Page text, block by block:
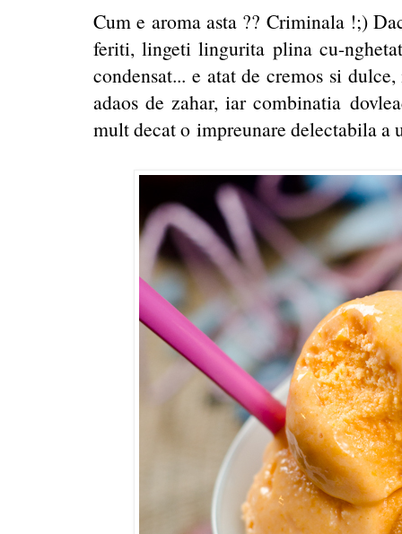
Cum e aroma asta ?? Criminala !;)
feriti, lingeti lingurita plina cu-
condensat... e atat de cremos si
adaos de zahar, iar combinatia
mult decat o impreunare delectabila a